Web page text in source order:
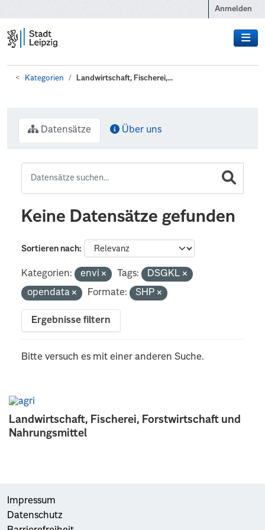
Anmelden
Kategorien Landwirtschaft, Fischerei,...
Landwirtschaft, Fischerei, Forstwirtschaft und
Nahrungsmittel
Datensätze Über uns
Keine Datensätze gefunden
Sortieren nach
Kategorien: envi Tags:
DSGKL
opendata
Formate: SHP
Ergebnisse filtern
Bitte versuch es mit einer anderen Suche.
Impressum
Datenschutz